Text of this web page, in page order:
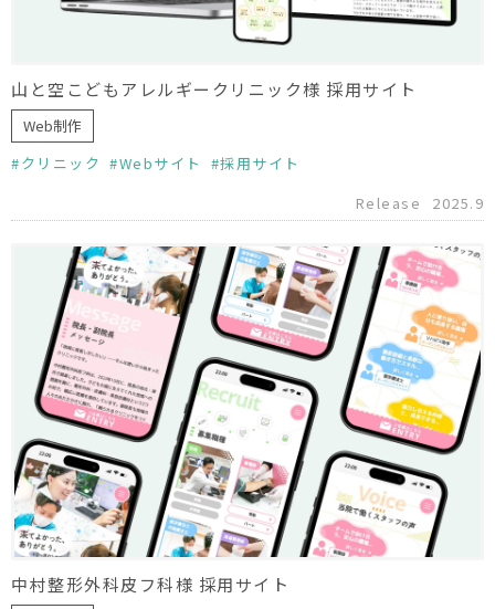
山と空こどもアレルギークリニック様 採用サイト
Web制作
クリニック
Webサイト
採用サイト
Release
2025.9
中村整形外科皮フ科様 採用サイト